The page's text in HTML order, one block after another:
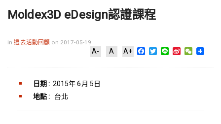
Moldex3D eDesign認證課程
in過去活動回顧 on 2017-05-19
A- A A+ Facebook
Twitter
Line Sina WeChat
日期 : 2015年 6月 5日
地點 :
台北